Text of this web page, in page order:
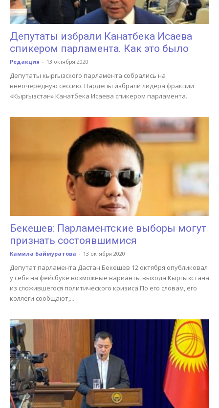
Депутаты избрали Канатбека Исаева
спикером парламента. Как это было
Редакция - 13 октября 2020
Депутаты кыргызского парламента собрались на
внеочередную сессию. Нардепы избрали лидера фракции
«Кыргызстан» Канатбека Исаева спикером парламента.
Бекешев: Парламентские выборы могут
признать состоявшимися
Камила Баймуратова - 13 октября 2020
Депутат парламента Дастан Бекешев 12 октября опубликовал
у себя на фейсбуке возможные варианты выхода Кыргызстана
из сложившегося политического кризиса.По его словам, его
коллеги сообщают,...